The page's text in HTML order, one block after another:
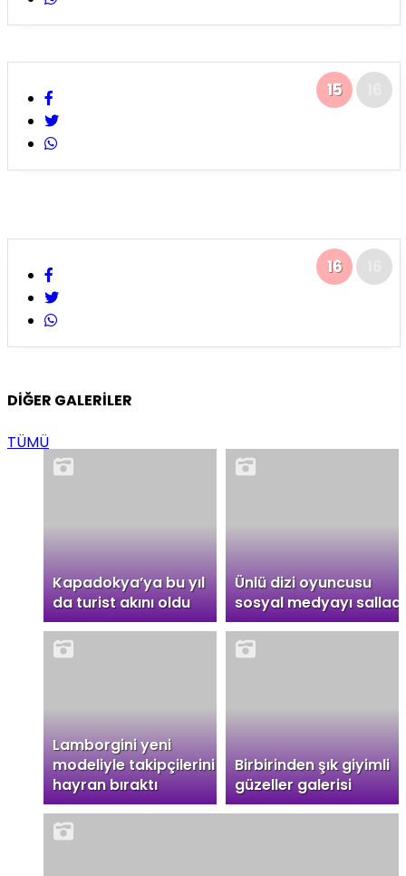
15
16
DİĞER GALERİLER
TÜMÜ
Kapadokya’ya bu yıl
da turist akını oldu
Ünlü dizi oyuncusu
sosyal medyayı salladı
Lamborgini yeni
modeliyle takipçilerini
hayran bıraktı
Birbirinden şık giyimli
güzeller galerisi